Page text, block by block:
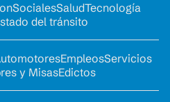
SocialesSaludTecnología
del tránsito
EmpleosServicios
y MisasEdictos